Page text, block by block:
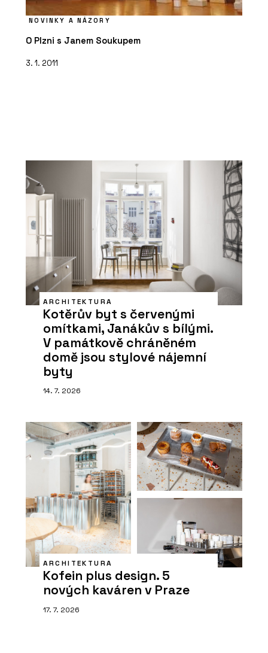
NOVINKY A NÁZORY
O Plzni s Janem Soukupem
3. 1. 2011
ARCHITEKTURA
Kotěrův byt s červenými
omítkami, Janákův s bílými.
V památkově chráněném
domě jsou stylové nájemní
byty
14. 7. 2026
ARCHITEKTURA
Kofein plus design. 5
nových kaváren v Praze
17. 7. 2026